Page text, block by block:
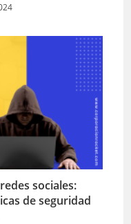
sociales:
de seguridad